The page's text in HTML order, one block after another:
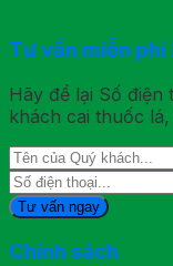
Tư vấn miễn
Hãy để lại Số điện
khách cai thuốc
Chính sách